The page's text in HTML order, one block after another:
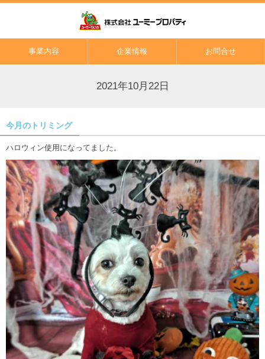
事業内容 企業情報 お問合せ
2021年10月22日
今月のトリミング
ハロウィン使用になってました。